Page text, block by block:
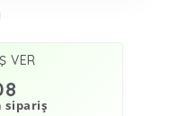
VER
sipariş